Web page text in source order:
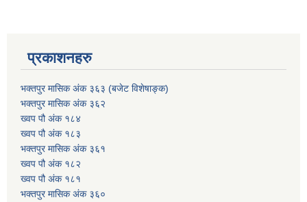
प्रकाशनहरु
भक्तपुर मासिक अंक ३६३ (बजेट विशेषाङ्क)
भक्तपुर मासिक अंक ३६२
ख्वप पौ अंक १८४
ख्वप पौ अंक १८३
भक्तपुर मासिक अंक ३६१
ख्वप पौ अंक १८२
ख्वप पौ अंक १८१
भक्तपुर मासिक अंक ३६०